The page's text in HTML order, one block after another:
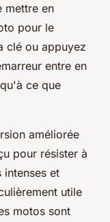
mettre en
pour le
clé ou appuyez
entre en
ce que
améliorée
pour résister à
et
utile
motos sont